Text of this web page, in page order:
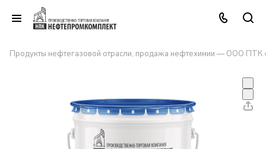
Продукты нефтегазовой отрасли, продажа нефтехимии — ООО ПТК